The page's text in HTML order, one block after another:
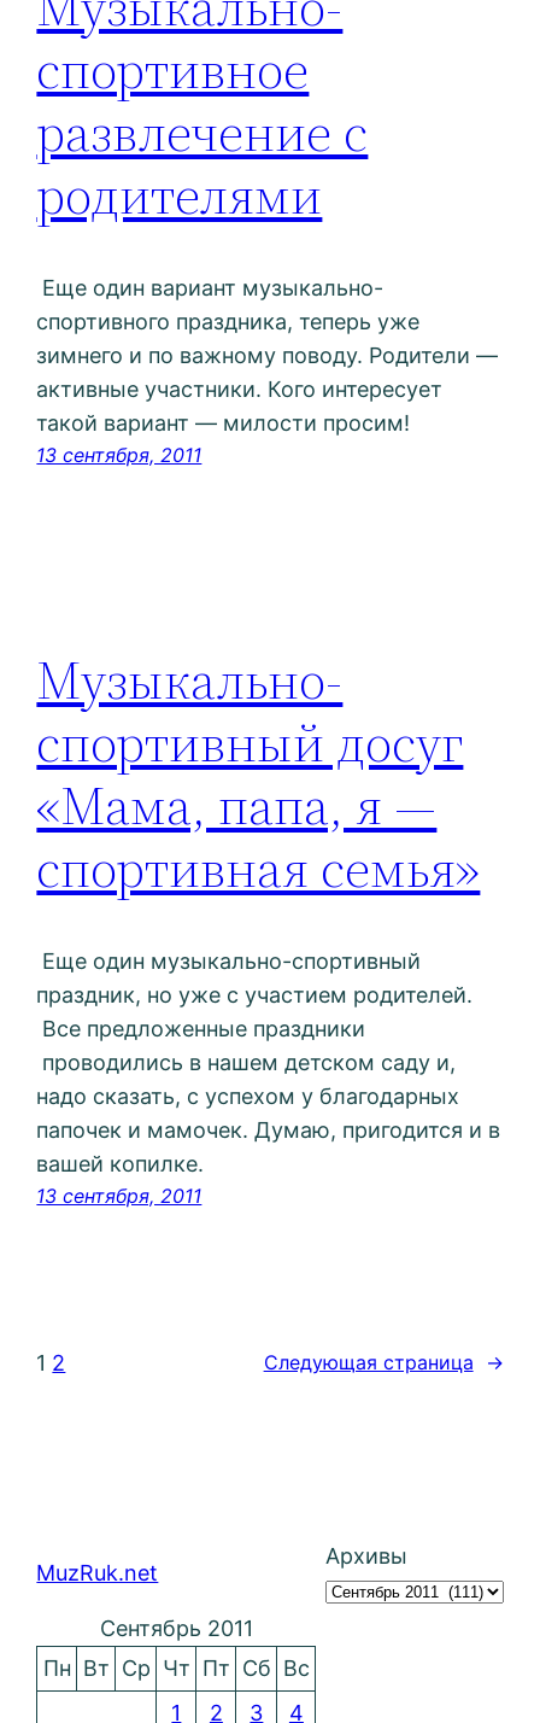
спортивное
развлечение с
родителями
Еще один вариант музыкально-
спортивного праздника, теперь уже
зимнего и по важному поводу. Родители —
активные участники. Кого интересует
такой вариант — милости просим!
13 сентября, 2011
Музыкально-
спортивный досуг
«Мама, папа, я —
спортивная семья»
Еще один музыкально-спортивный
праздник, но уже с участием родителей.
Все предложенные праздники
проводились в нашем детском саду и,
надо сказать, с успехом у благодарных
папочек и мамочек. Думаю, пригодится и в
вашей копилке.
13 сентября, 2011
1 2 Следующая страница →
MuzRuk.net
Архивы
Сентябрь 2011
Пн Вт Ср Чт Пт Сб Вс
1
2 3 4